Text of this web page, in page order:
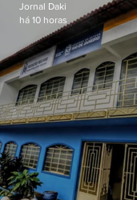
Jornal Daki
há 10 horas